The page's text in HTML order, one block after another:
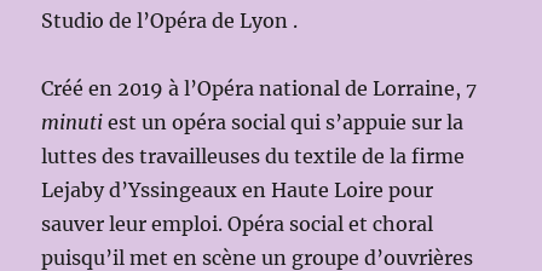
Studio de l’Opéra de Lyon .
Créé en 2019 à l’Opéra national de Lorraine,7
minuti est un opéra social qui s’appuie sur la
luttes des travailleuses du textile de la firme
Lejaby d’Yssingeaux en Haute Loire pour
sauver leur emploi. Opéra social et choral
puisqu’il met en scène un groupe d’ouvrières